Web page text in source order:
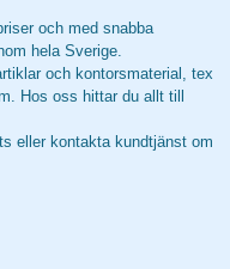
och med snabba
hela Sverige.
och kontorsmaterial, tex
Hos oss hittar du allt till
eller kontakta kundtjänst om